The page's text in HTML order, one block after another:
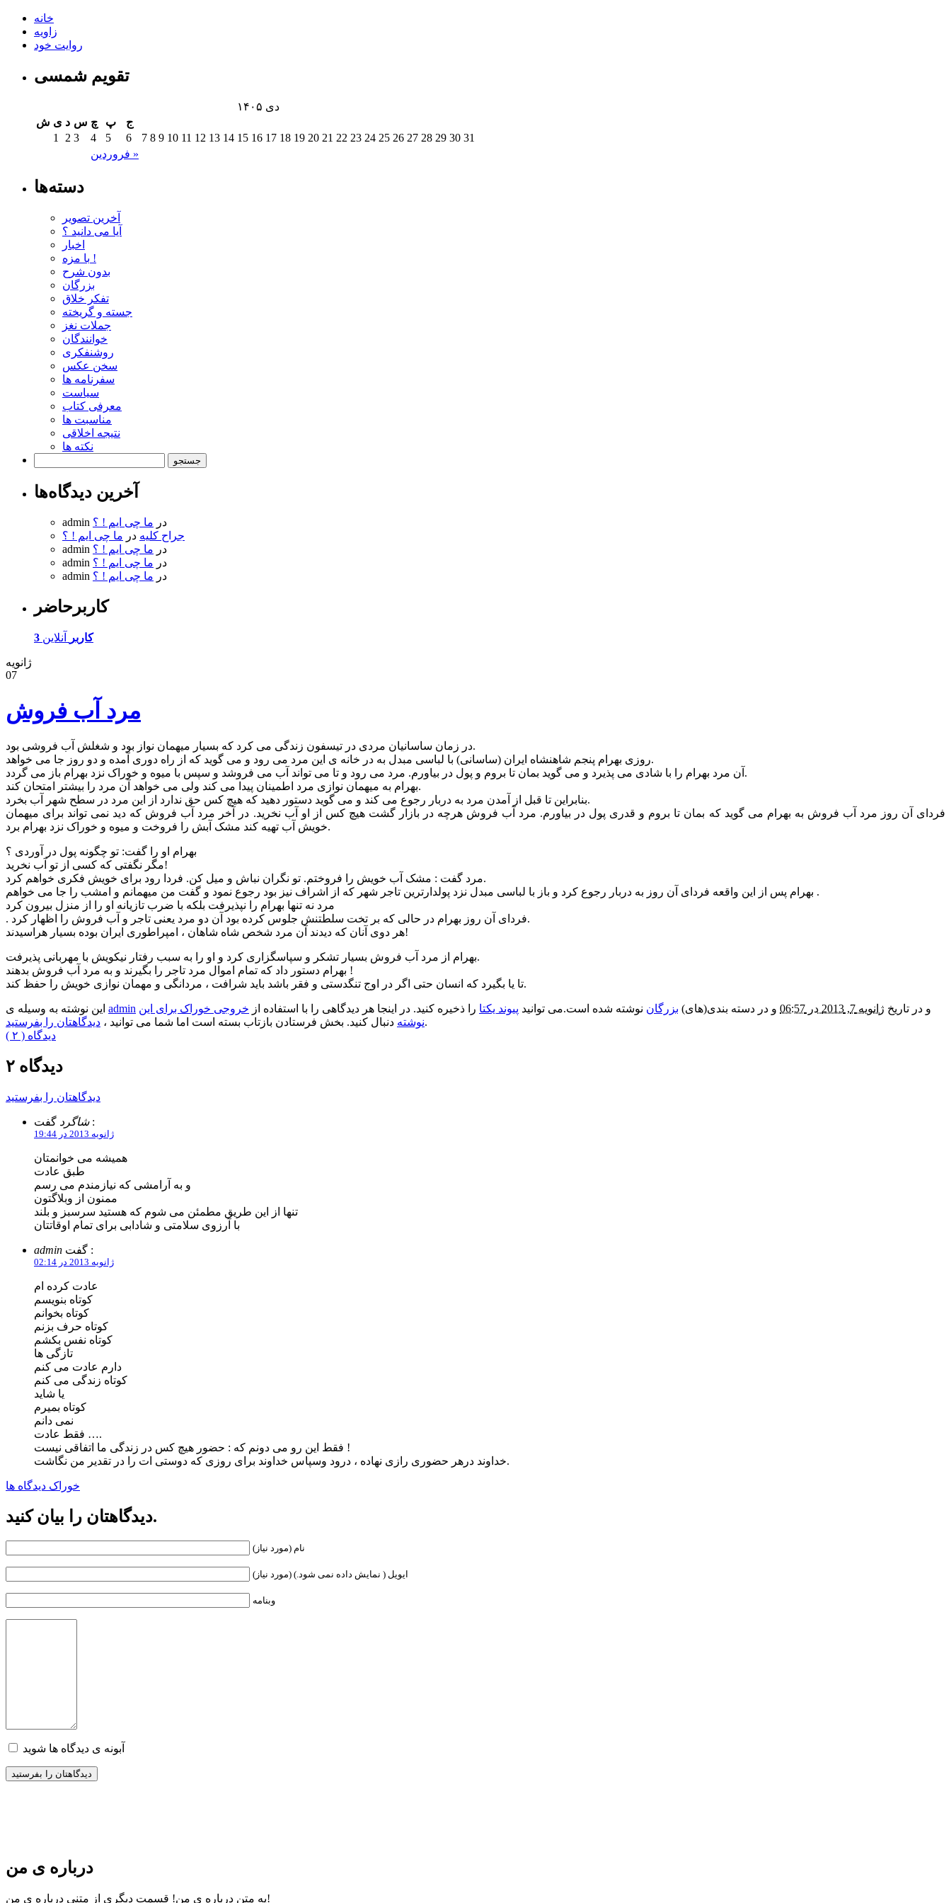
خانه
زاویه
روایت خود
تقویم شمسی
دی ۱۴۰۵
ش ی د س چ پ ج
فروردین »
1 2 3 4 5 6 7 8 9 10 11 12 13 14 15 16 17 18 19 20 21 22 23 24 25 26 27 28 29 30 31
دسته‌ها
آخرین تصویر
آیا می دانید ؟
اخبار
با مزه !
بدون شرح
بزرگان
تفکر خلاق
جسته و گریخته
جملات نغز
خوانندگان
روشنفکری
سخن عکس
سفرنامه ها
سیاست
معرفی کتاب
مناسبت ها
نتیجه اخلاقی
نکته ها
آخرین دیدگاه‌ها
admin در ما چی ایم ! ؟
جراح کلیه در ما چی ایم ! ؟
admin
در ما چی ایم ! ؟
admin
در ما چی ایم ! ؟
admin
در ما چی ایم ! ؟
کاربرحاضر
3 کاربر آنلاین
ژانویه
07
مرد آب فروش
در زمان ساسانیان مردی در تیسفون زندگی می کرد که بسیار میهمان نواز بود و شغلش آب فروشی بود.
روزی بهرام پنجم شاهنشاه ایران (ساسانی) با لباسی مبدل به در خانه ی این مرد می رود و می گوید که از راه دوری آمده و دو روز جا می خواهد.
آن مرد بهرام را با شادی می پذیرد و می گوید بمان تا بروم و پول در بیاورم. مرد می رود و تا می تواند آب می فروشد و سپس با میوه و خوراک نزد بهرام باز می گردد.
بهرام به میهمان نوازی مرد اطمینان پیدا می کند ولی می خواهد آن مرد را بیشتر امتحان کند.
بنابراین تا قبل از آمدن مرد به دربار رجوع می کند و می گوید دستور دهید که هیچ کس حق ندارد از این مرد در سطح شهر آب بخرد.
فردای آن روز مرد آب فروش به بهرام می گوید که بمان تا بروم و قدری پول در بیاورم. مرد آب فروش هرچه در بازار گشت هیچ کس از او آب نخرید. در آخر مرد آب فروش که دید نمی تواند برای میهمان
خویش آب تهیه کند مشک آبش را فروخت و میوه و خوراک نزد بهرام برد.
بهرام او را گفت: تو چگونه پول در آوردی ؟
مگر نگفتی که کسی از تو آب نخرید!
مرد گفت : مشک آب خویش را فروختم. تو نگران نباش و میل کن. فردا رود برای خویش فکری خواهم کرد.
بهرام پس از این واقعه فردای آن روز به دربار رجوع کرد و باز با لباسی مبدل نزد پولدارترین تاجر شهر که از اشراف نیز بود رجوع نمود و گفت من میهمانم و امشب را جا می خواهم .
مرد نه تنها بهرام را نپذیرفت بلکه با ضرب تازیانه او را از منزل بیرون کرد
. فردای آن روز بهرام در حالی که بر تخت سلطتنش جلوس کرده بود آن دو مرد یعنی تاجر و آب فروش را اظهار کرد.
هر دوی آنان که دیدند آن مرد شخص شاه شاهان ، امپراطوری ایران بوده بسیار هراسیدند!
بهرام از مرد آب فروش بسیار تشکر و سپاسگزاری کرد و او را به سبب رفتار نیکویش با مهربانی پذیرفت.
بهرام دستور داد که تمام اموال مرد تاجر را بگیرند و به مرد آب فروش بدهند !
تا یا بگیرد که انسان حتی اگر در اوج تنگدستی و فقر باشد باید شرافت ، مردانگی و مهمان نوازی خویش را حفظ کند.
admin و در تاریخ ژانویه 7, 2013 در 06:57 و در دسته بندی(های) بزرگان نوشته شده است.می توانید پیوند یکتا را ذخیره کنید. در اینجا هر دیدگاهی را با استفاده از خروجی خوراک برای این
نوشته دنبال کنید. بخش فرستادن بازتاب بسته است اما شما می توانید ، دیدگاهتان را بفرستید
.
( ۲ ) دیدگاه
۲ دیدگاه
دیدگاهتان را بفرستید
شاگردگفت :
ژانویه 2013 در 19:44
همیشه می خوانمتان
طبق عادت
و به آرامشی که نیازمندم می رسم
ممنون از وبلاگتون
تنها از این طریق مطمئن می شوم که هستید سرسبز و بلند
با آرزوی سلامتی و شادابی برای تمام اوقاتتان
admin گفت :
ژانویه 2013 در 02:14
عادت کرده ام
کوتاه بنویسم
کوتاه بخوانم
کوتاه حرف بزنم
کوتاه نفس بکشم
تازگی ها
دارم عادت می کنم
کوتاه زندگی می کنم
یا شاید
کوتاه بمیرم
نمی دانم
فقط عادت ….
فقط این رو می دونم که : حضور هیچ کس در زندگی ما اتفاقی نیست !
خداوند درهر حضوری رازی نهاده ، درود وسپاس خداوند برای روزی که دوستی ات را در تقدیر من نگاشت.
خوراک دیدگاه ها
دیدگاهتان را بیان کنید.
نام (مورد نیاز)
ایویل ( نمایش داده نمی شود.) (مورد نیاز)
وبنامه
آبونه ی دیدگاه ها شوید
درباره ی من
یه متن درباره ی من!قسمت دیگری از متنی درباره ی من!